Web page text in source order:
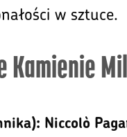
w sztuce.
Niccolò